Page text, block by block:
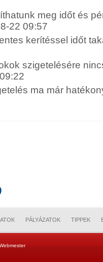
meg időt és
22 09:57
kerítéssel időt
szigetelésére
ma már
PÁLYÁZATOK TIPPEK